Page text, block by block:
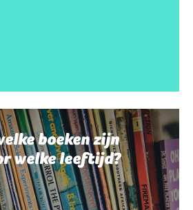
boeken zijn
welke leeftijd?